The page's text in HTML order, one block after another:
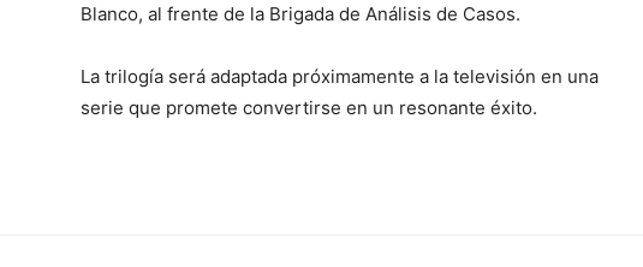
Blanco, al frente de la Brigada de Análisis de Casos.
La trilogía será adaptada próximamente a la televisión en una
serie que promete convertirse en un resonante éxito.